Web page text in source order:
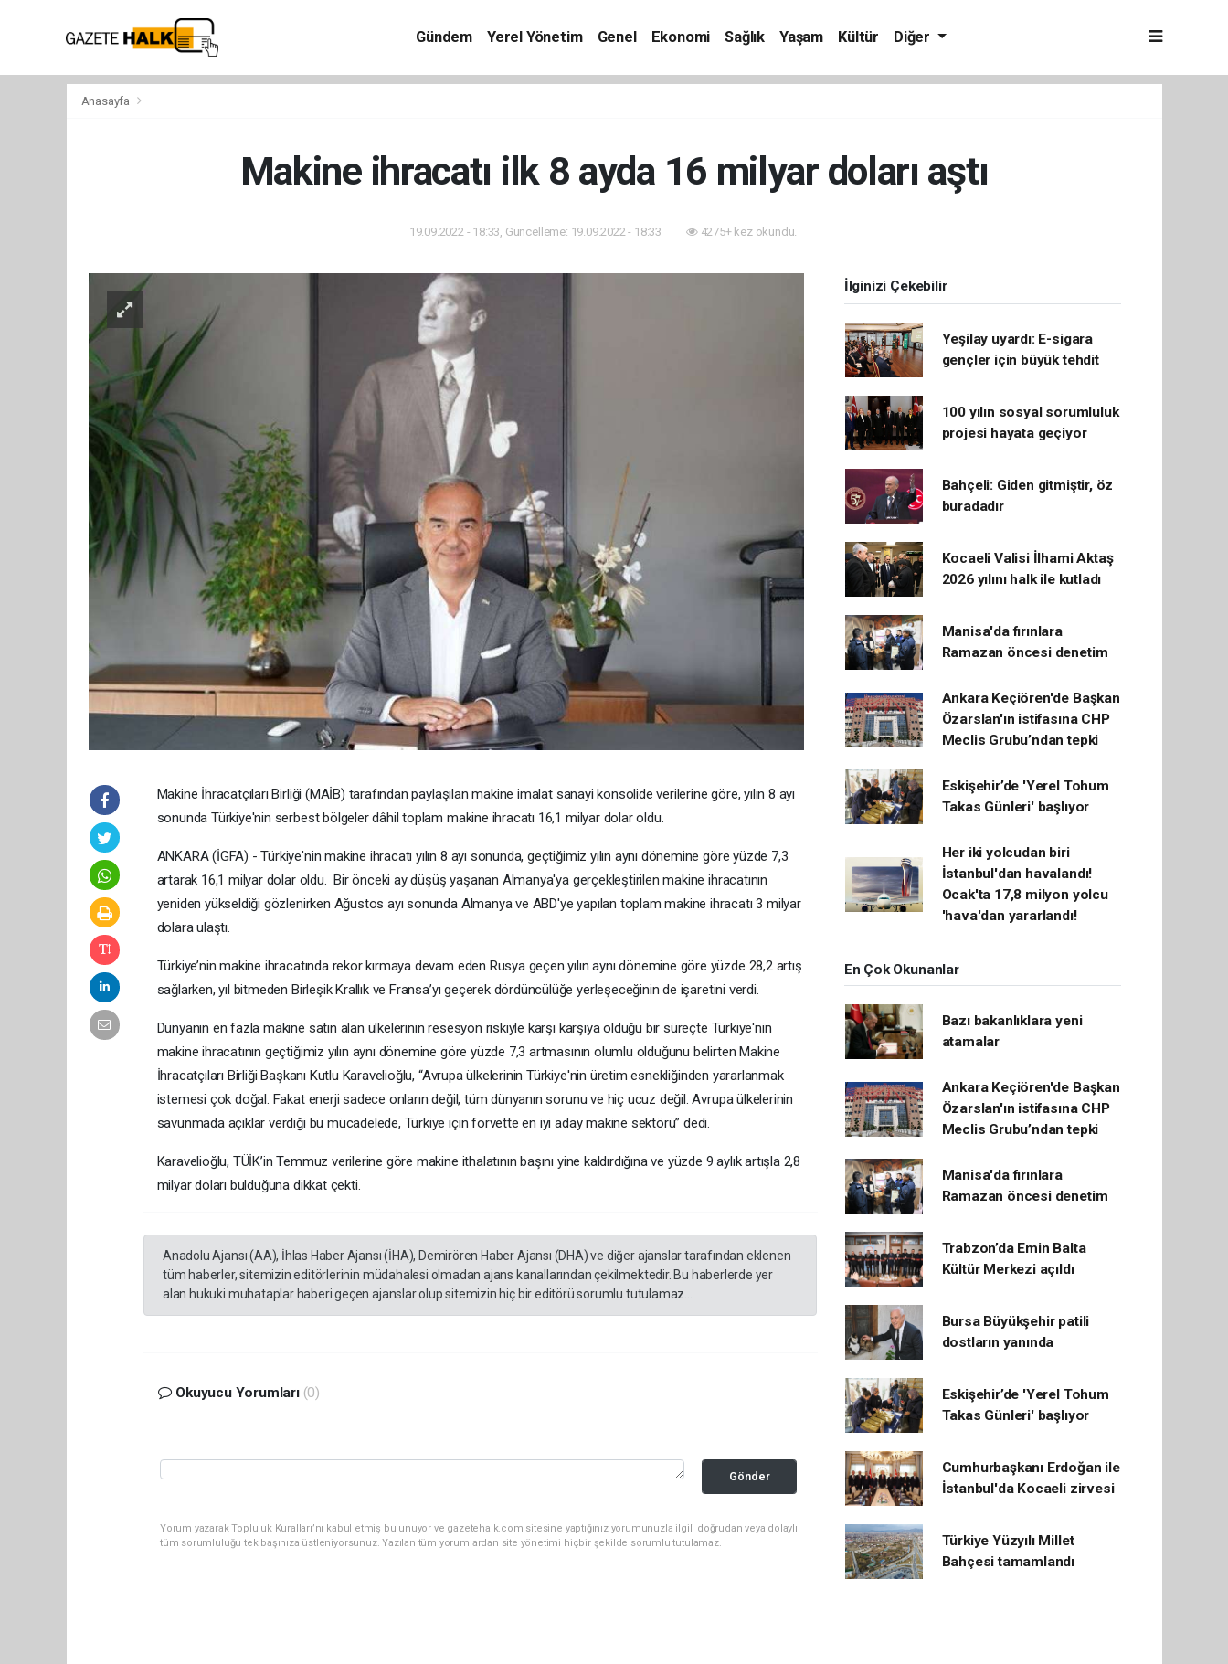
Gündem Yerel Yönetim Genel Ekonomi Sağlık Yaşam Kültür Diğer
Anasayfa
Makine ihracatı ilk 8 ayda 16 milyar doları aştı
19.09.2022 - 18:33, Güncelleme: 19.09.2022 - 18:33 4275+ kez okundu.
Makine İhracatçıları Birliği (MAİB) tarafından paylaşılan makine imalat sanayi konsolide verilerine göre, yılın 8 ayı
sonunda Türkiye'nin serbest bölgeler dâhil toplam makine ihracatı 16,1 milyar dolar oldu.
ANKARA (İGFA) - Türkiye'nin makine ihracatı yılın 8 ayı sonunda, geçtiğimiz yılın aynı dönemine göre yüzde 7,3
artarak 16,1 milyar dolar oldu. Bir önceki ay düşüş yaşanan Almanya'ya gerçekleştirilen makine ihracatının
yeniden yükseldiği gözlenirken Ağustos ayı sonunda Almanya ve ABD'ye yapılan toplam makine ihracatı 3 milyar
dolara ulaştı.
Türkiye’nin makine ihracatında rekor kırmaya devam eden Rusya geçen yılın aynı dönemine göre yüzde 28,2 artış
sağlarken, yıl bitmeden Birleşik Krallık ve Fransa’yı geçerek dördüncülüğe yerleşeceğinin de işaretini verdi.
Dünyanın en fazla makine satın alan ülkelerinin resesyon riskiyle karşı karşıya olduğu bir süreçte Türkiye'nin
makine ihracatının geçtiğimiz yılın aynı dönemine göre yüzde 7,3 artmasının olumlu olduğunu belirten Makine
İhracatçıları Birliği Başkanı Kutlu Karavelioğlu, “Avrupa ülkelerinin Türkiye'nin üretim esnekliğinden yararlanmak
istemesi çok doğal. Fakat enerji sadece onların değil, tüm dünyanın sorunu ve hiç ucuz değil. Avrupa ülkelerinin
savunmada açıklar verdiği bu mücadelede, Türkiye için forvette en iyi aday makine sektörü” dedi.
Karavelioğlu, TÜİK’in Temmuz verilerine göre makine ithalatının başını yine kaldırdığına ve yüzde 9 aylık artışla 2,8
milyar doları bulduğuna dikkat çekti.
Anadolu Ajansı (AA), İhlas Haber Ajansı (İHA), Demirören Haber Ajansı (DHA) ve diğer ajanslar tarafından eklenen
tüm haberler, sitemizin editörlerinin müdahalesi olmadan ajans kanallarından çekilmektedir. Bu haberlerde yer
alan hukuki muhataplar haberi geçen ajanslar olup sitemizin hiç bir editörü sorumlu tutulamaz...
Okuyucu Yorumları (0)
Gönder
Yorum yazarak Topluluk Kuralları’nı kabul etmiş bulunuyor ve gazetehalk.com sitesine yaptığınız yorumunuzla ilgili doğrudan veya dolaylı
tüm sorumluluğu tek başınıza üstleniyorsunuz. Yazılan tüm yorumlardan site yönetimi hiçbir şekilde sorumlu tutulamaz.
İlginizi Çekebilir
Yeşilay uyardı: E-sigara
gençler için büyük tehdit
100 yılın sosyal sorumluluk
projesi hayata geçiyor
Bahçeli: Giden gitmiştir, öz
buradadır
Kocaeli Valisi İlhami Aktaş
2026 yılını halk ile kutladı
Manisa'da fırınlara
Ramazan öncesi denetim
Ankara Keçiören'de Başkan
Özarslan'ın istifasına CHP
Meclis Grubu’ndan tepki
Eskişehir’de 'Yerel Tohum
Takas Günleri' başlıyor
Her iki yolcudan biri
İstanbul'dan havalandı!
Ocak'ta 17,8 milyon yolcu
'hava'dan yararlandı!
En Çok Okunanlar
Bazı bakanlıklara yeni
atamalar
Ankara Keçiören'de Başkan
Özarslan'ın istifasına CHP
Meclis Grubu’ndan tepki
Manisa'da fırınlara
Ramazan öncesi denetim
Trabzon’da Emin Balta
Kültür Merkezi açıldı
Bursa Büyükşehir patili
dostların yanında
Eskişehir’de 'Yerel Tohum
Takas Günleri' başlıyor
Cumhurbaşkanı Erdoğan ile
İstanbul'da Kocaeli zirvesi
Türkiye Yüzyılı Millet
Bahçesi tamamlandı